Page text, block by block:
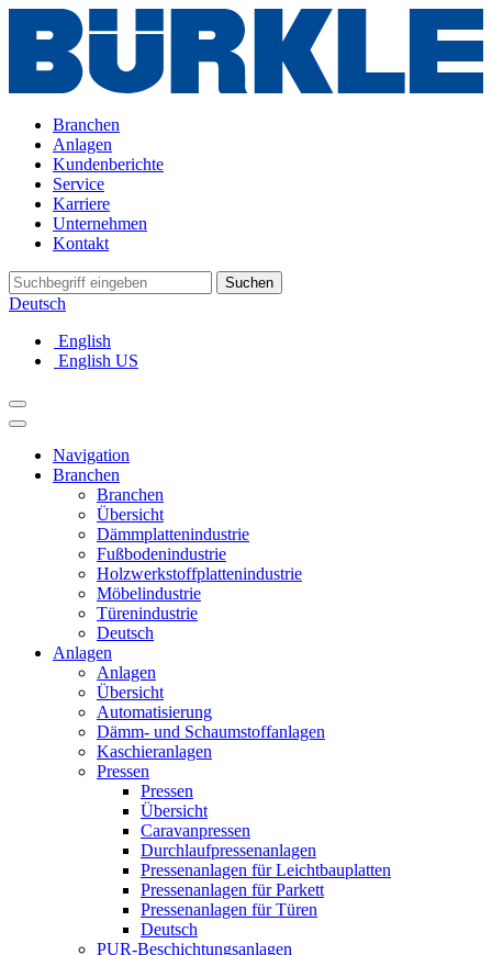
Branchen
Anlagen
Kundenberichte
Service
Karriere
Unternehmen
Kontakt
Suchen
Deutsch
English
English US
Navigation
Branchen
Branchen
Übersicht
Dämmplattenindustrie
Fußbodenindustrie
Holzwerkstoffplattenindustrie
Möbelindustrie
Türenindustrie
Deutsch
Anlagen
Anlagen
Übersicht
Automatisierung
Dämm- und Schaumstoffanlagen
Kaschieranlagen
Pressen
Pressen
Übersicht
Caravanpressen
Durchlaufpressenanlagen
Pressenanlagen für Leichtbauplatten
Pressenanlagen für Parkett
Pressenanlagen für Türen
Deutsch
PUR-Beschichtungsanlagen